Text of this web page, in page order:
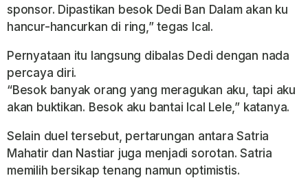
sponsor. Dipastikan besok Dedi Ban Dalam akan ku
hancur-hancurkan di ring,” tegas Ical.
Pernyataan itu langsung dibalas Dedi dengan nada
percaya diri.
“Besok banyak orang yang meragukan aku, tapi aku
akan buktikan. Besok aku bantai Ical Lele,” katanya.
Selain duel tersebut, pertarungan antara Satria
Mahatir dan Nastiar juga menjadi sorotan. Satria
memilih bersikap tenang namun optimistis.